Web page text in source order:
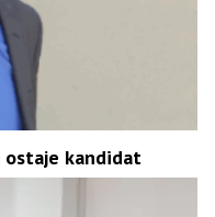
ostaje kandidat